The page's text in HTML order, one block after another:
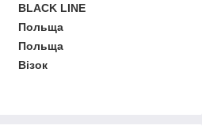
BLACK LINE
Польща
Польща
Візок